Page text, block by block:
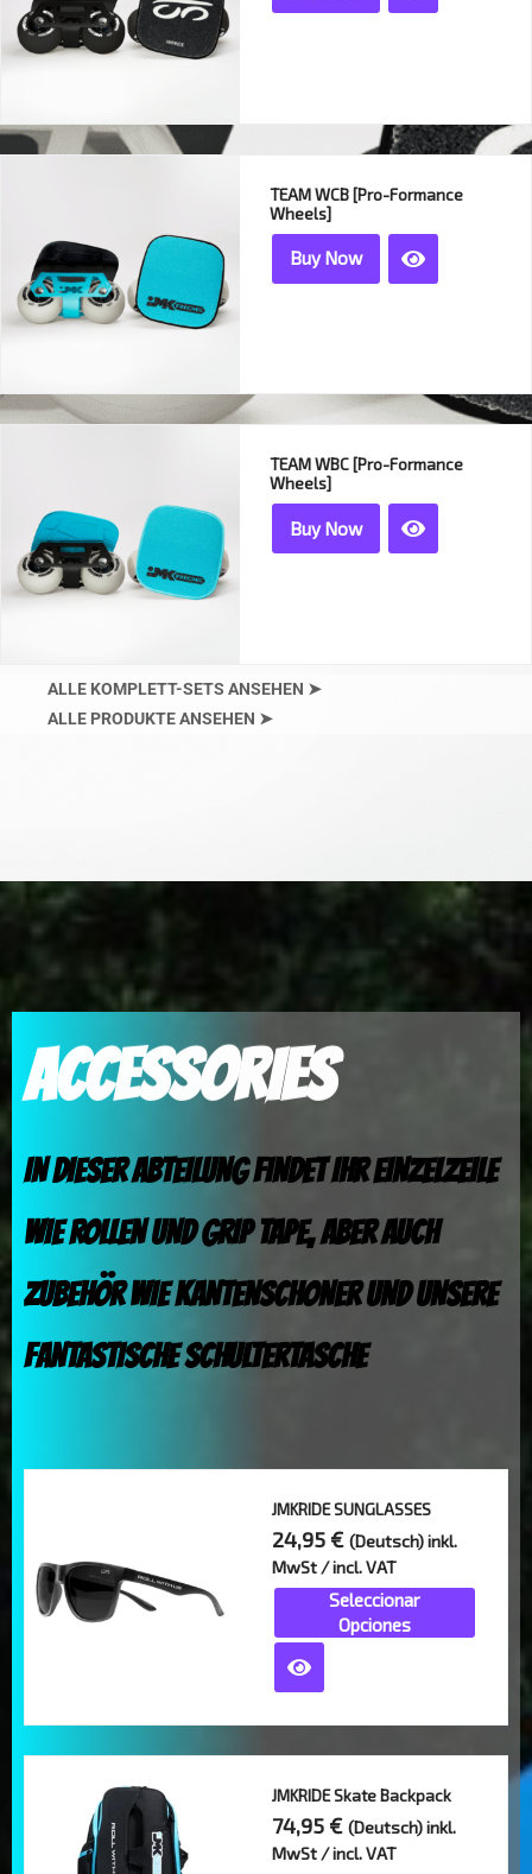
TEAM WCB [Pro-Formance
Wheels]
Buy Now
TEAM WBC [Pro-Formance
Wheels]
Buy Now
ALLE KOMPLETT-SETS ANSEHEN ➤
ALLE PRODUKTE ANSEHEN ➤
ACCESSORIES
IN DIESER ABTEILUNG FINDET IHR EINZELZEILE
WIE ROLLEN UND GRIP TAPE, ABER AUCH
ZUBEHÖR WIE KANTENSCHONER UND UNSERE
FANTASTISCHE SCHULTERTASCHE
JMKRIDE SUNGLASSES
24,95 € (Deutsch) inkl.
MwSt / incl. VAT
Seleccionar
Opciones
producto
tiene
múltiples
variantes.
Las
opciones
se
pueden
elegir
página
JMKRIDE Skate Backpack
74,95 € (Deutsch) inkl.
MwSt / incl. VAT